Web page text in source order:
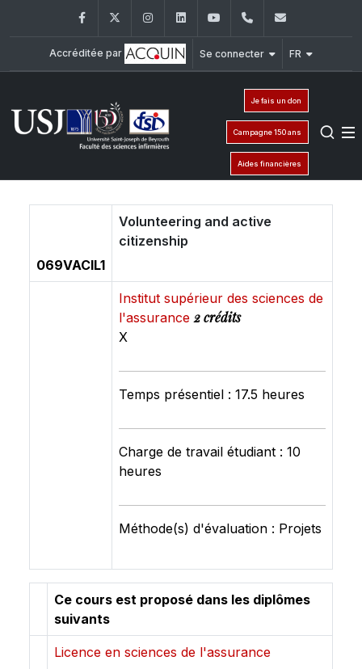
FacebookTwitter InstagramLinkedInYouTube+961 (1) 421 240
Accréditée par Se connecter FR
Je fais un don
Campagne 150 ans
Aides financières
069VACIL1
Volunteering and active
citizenship
Institut supérieur des sciences de
l'assurance2 crédits
X
Temps présentiel : 17.5 heures
Charge de travail étudiant : 10
heures
Méthode(s) d'évaluation : Projets
Ce cours est proposé dans les diplômes
suivants
Licence en sciences de l'assurance